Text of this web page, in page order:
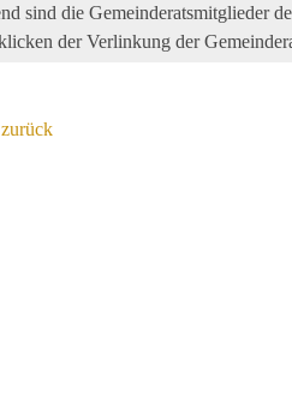
sind die Gemeinderatsmitglieder
der Verlinkung der